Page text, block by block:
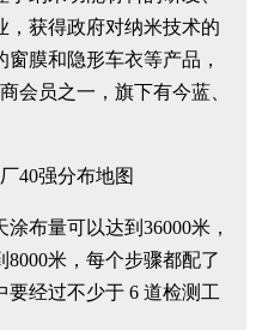
，获得政府对纳米技术的
膜和隐形车衣等产品，
会员之一，旗下有今蓝、
布量可以达到36000米，
米，每个步骤都配了
经过不少于 6 道检测工